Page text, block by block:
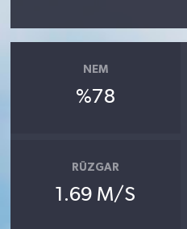
NEM
%78
RÜZGAR
1.69 M/S